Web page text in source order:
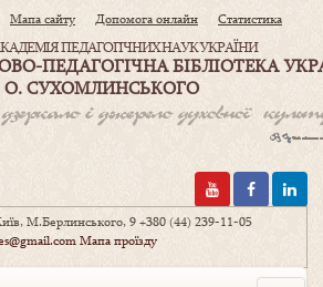
Мапа сайту Допомога онлайн Статистика
ПЕДАГОГІЧНИХ НАУК УКРАЇНИ
ПЕДАГОГІЧНА БІБЛІОТЕКА
СУХОМЛИНСЬКОГО
М.Берлинського, 9+380 (44) 239-11-05
Мапа проїзду